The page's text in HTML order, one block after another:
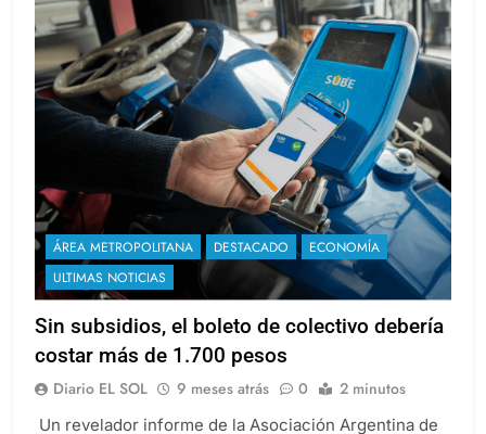
ÁREA METROPOLITANA DESTACADO
ECONOMÍA
ULTIMAS NOTICIAS
Sin subsidios, el boleto de colectivo debería
costar más de 1.700 pesos
Diario EL SOL 9 meses atrás 0 2 minutos
Un revelador informe de la Asociación Argentina de